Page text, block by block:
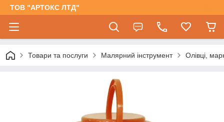
ТОВ "АРТОКС ЛТД"
Товари та послуги Малярний інструмент Олівці,